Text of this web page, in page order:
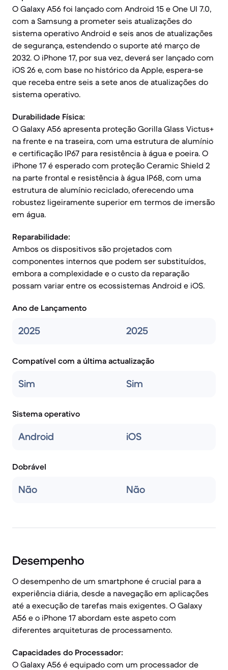
O Galaxy A56 foi lançado com Android 15 e One UI 7.0,
com a Samsung a prometer seis atualizações do
sistema operativo Android e seis anos de atualizações
de segurança, estendendo o suporte até março de
2032. O iPhone 17, por sua vez, deverá ser lançado com
iOS 26 e, com base no histórico da Apple, espera-se
que receba entre seis a sete anos de atualizações do
sistema operativo.
Durabilidade Física:
O Galaxy A56 apresenta proteção Gorilla Glass Victus+
na frente e na traseira, com uma estrutura de alumínio
e certificação IP67 para resistência à água e poeira. O
iPhone 17 é esperado com proteção Ceramic Shield 2
na parte frontal e resistência à água IP68, com uma
estrutura de alumínio reciclado, oferecendo uma
robustez ligeiramente superior em termos de imersão
em água.
Reparabilidade:
Ambos os dispositivos são projetados com
componentes internos que podem ser substituídos,
embora a complexidade e o custo da reparação
possam variar entre os ecossistemas Android e iOS.
Ano de Lançamento
2025 2025
Compatível com a última actualização
Sim Sim
Sistema operativo
Android iOS
Dobrável
Não Não
Desempenho
O desempenho de um smartphone é crucial para a
experiência diária, desde a navegação em aplicações
até a execução de tarefas mais exigentes. O Galaxy
A56 e o iPhone 17 abordam este aspeto com
diferentes arquiteturas de processamento.
Capacidades do Processador:
O Galaxy A56 é equipado com um processador de